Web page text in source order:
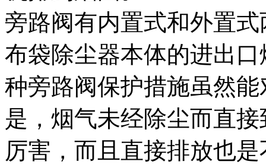
旁路阀有内置式和外置
布袋除尘器本体的进出
种旁路阀保护措施虽然
是，烟气未经除尘而直
厉害，而且直接排放也